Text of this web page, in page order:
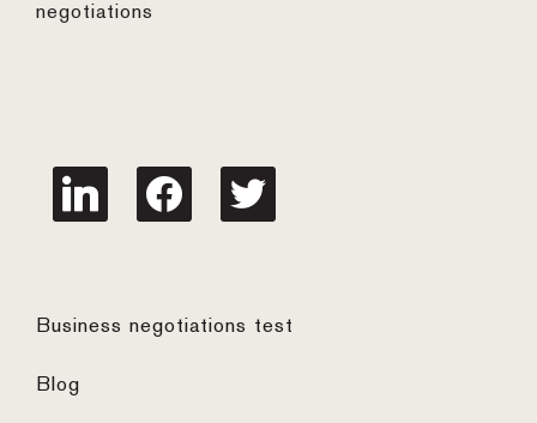
negotiations
linkedin facebook twitter
Business negotiations test
Blog